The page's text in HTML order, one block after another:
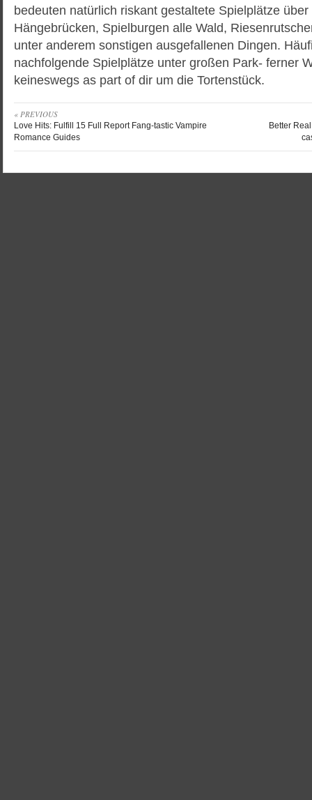
bedeuten natürlich riskant gestaltete Spielplätze
Hängebrücken, Spielburgen alle Wald,
unter anderem sonstigen ausgefallenen Dingen.
nachfolgende Spielplätze unter großen Park- ferner
keineswegs as part of dir um die Tortenstück.
« PREVIOUS
Love Hits: Fulfill 15 Full Report Fang-tastic Vampire
Romance Guides
Better